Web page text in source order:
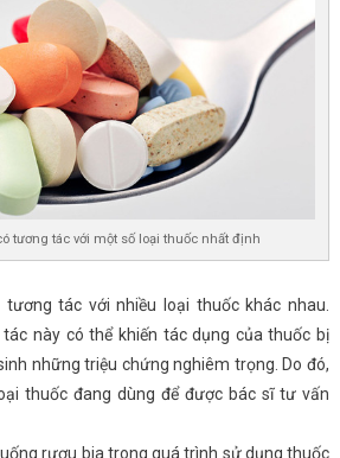
tương tác với một số loại thuốc nhất định
tác với nhiều loại thuốc khác nhau.
này có thể khiến tác dụng của thuốc bị
những triệu chứng nghiêm trọng. Do đó,
thuốc đang dùng để được bác sĩ tư vấn
rượu bia trong quá trình sử dụng thuốc